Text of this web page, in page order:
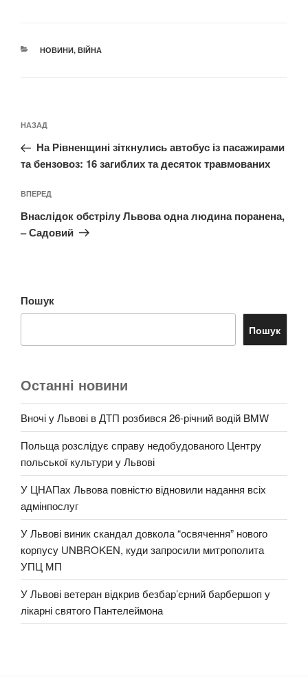
КАТЕГОРІЇ
НОВИНИ, ВІЙНА
записів
Попередній
запис:
НАЗАД
На Рівненщині зіткнулись автобус із пасажирами
та бензовоз: 16 загиблих та десяток травмованих
Наступний
запис
ВПЕРЕД
Внаслідок обстрілу Львова одна людина поранена,
– Садовий
Пошук
Пошук
Останні новини
Вночі у Львові в ДТП розбився 26-річний водій BMW
Польща розслідує справу недобудованого Центру
польської культури у Львові
У ЦНАПах Львова повністю відновили надання всіх
адмінпослуг
У Львові виник скандал довкола “освячення” нового
корпусу UNBROKEN, куди запросили митрополита
УПЦ МП
У Львові ветеран відкрив безбар’єрний барбершоп у
лікарні святого Пантелеймона